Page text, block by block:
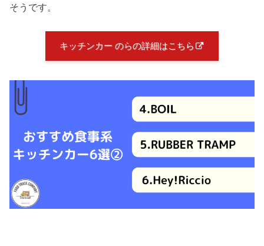
そうです。
キッチンカー のらの詳細はこちら